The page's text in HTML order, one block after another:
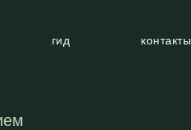
контакты
гид